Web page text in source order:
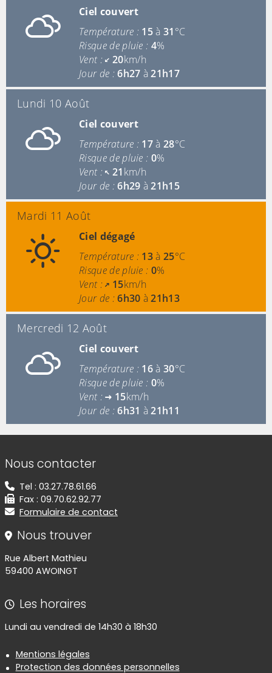
Ciel couvert
Température : 15à31 °C
Risque de pluie : 4%
Vent : 20km/h
Jour de :6h27 à21h17
Lundi 10 Août
Ciel couvert
Température : 17à28°C
Risque de pluie : 0%
Vent : 21 km/h
Jour de :6h29 à21h15
Mardi 11 Août
Ciel dégagé
Température : 13à25°C
Risque de pluie : 0%
Vent : 15km/h
Jour de :6h30 à21h13
Mercredi 12 Août
Ciel couvert
Température : 16à30°C
Risque de pluie : 0%
Vent :
15km/h
Jour de :6h31 à21h11
Informations de contact
Nous contacter
Tel : 03.27.78.61.66
Fax : 09.70.62.92.77
Formulaire de contact
Nous trouver
Rue Albert Mathieu
59400 AWOINGT
Les horaires
Lundi au vendredi de 14h30 à 18h30
Informations réglementaires
Mentions légales
Protection des données personnelles